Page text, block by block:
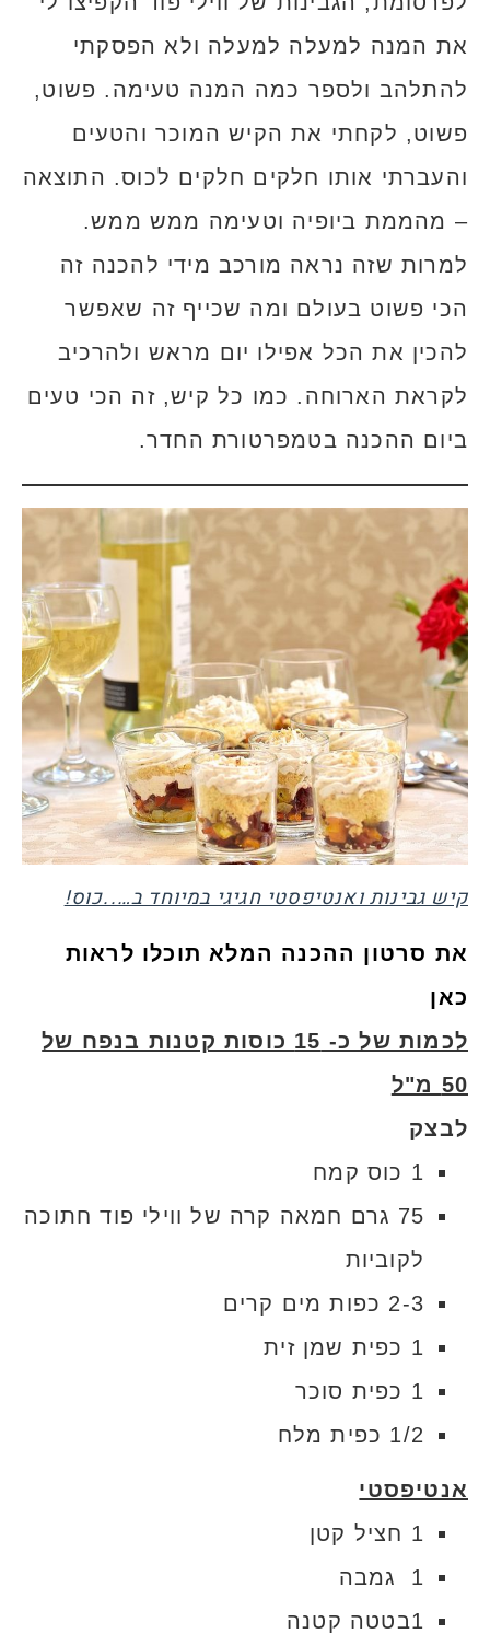
את המנה למעלה למעלה ולא הפסקתי
להתלהב ולספר כמה המנה טעימה. פשוט,
פשוט, לקחתי את הקיש המוכר והטעים
והעברתי אותו חלקים חלקים לכוס. התוצאה
– מהממת ביופיה וטעימה ממש ממש.
למרות שזה נראה מורכב מידי להכנה זה
הכי פשוט בעולם ומה שכייף זה שאפשר
להכין את הכל אפילו יום מראש ולהרכיב
לקראת הארוחה. כמו כל קיש, זה הכי טעים
ביום ההכנה בטמפרטורת החדר.
קיש גבינות ואנטיפסטי חגיגי במיוחד ב…..כוס!
את סרטון ההכנה המלא תוכלו לראות
כאן
לכמות של כ- 15 כוסות קטנות בנפח של
50 מ"ל
לבצק
1 כוס קמח
75 גרם חמאה קרה של ווילי פוד חתוכה
לקוביות
2-3 כפות מים קרים
1 כפית שמן זית
1 כפית סוכר
1/2 כפית מלח
אנטיפסטי
1 חציל קטן
1 גמבה
1בטטה קטנה